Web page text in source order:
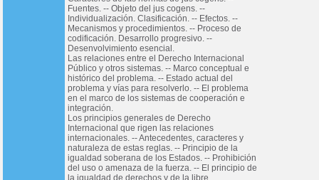
Fuentes. -- Objeto del jus cogens. --
Individualización. Clasificación. -- Efectos. --
Mecanismos y procedimientos. -- Proceso de
codificación. Desarrollo progresivo. --
Desenvolvimiento esencial.
Las relaciones entre el Derecho Internacional
Público y otros sistemas. -- Marco conceptual e
histórico del problema. -- Estado actual del
problema y vías para resolverlo. -- El problema
en el marco de los sistemas de cooperación e
integración.
Los principios generales de Derecho
Internacional que rigen las relaciones
internacionales. -- Antecedentes, caracteres y
naturaleza de estas reglas. -- Principio de la
igualdad soberana de los Estados. -- Prohibición
del uso o amenaza de la fuerza. -- El principio de
la igualdad de derechos y de la libre